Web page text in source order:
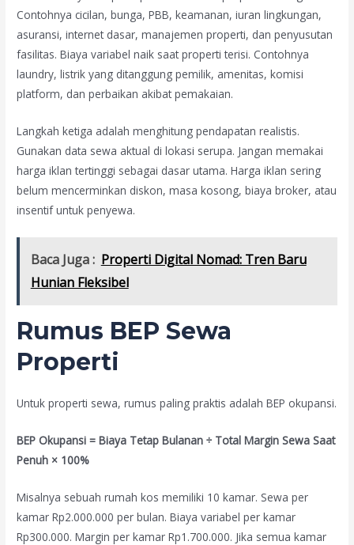
Contohnya cicilan, bunga, PBB, keamanan, iuran lingkungan,
asuransi, internet dasar, manajemen properti, dan penyusutan
fasilitas. Biaya variabel naik saat properti terisi. Contohnya
laundry, listrik yang ditanggung pemilik, amenitas, komisi
platform, dan perbaikan akibat pemakaian.
Langkah ketiga adalah menghitung pendapatan realistis.
Gunakan data sewa aktual di lokasi serupa. Jangan memakai
harga iklan tertinggi sebagai dasar utama. Harga iklan sering
belum mencerminkan diskon, masa kosong, biaya broker, atau
insentif untuk penyewa.
Baca Juga : Properti Digital Nomad: Tren Baru
Hunian Fleksibel
Rumus BEP Sewa
Properti
Untuk properti sewa, rumus paling praktis adalah BEP okupansi.
BEP Okupansi = Biaya Tetap Bulanan ÷ Total Margin Sewa Saat
Penuh × 100%
Misalnya sebuah rumah kos memiliki 10 kamar. Sewa per
kamar Rp2.000.000 per bulan. Biaya variabel per kamar
Rp300.000. Margin per kamar Rp1.700.000. Jika semua kamar